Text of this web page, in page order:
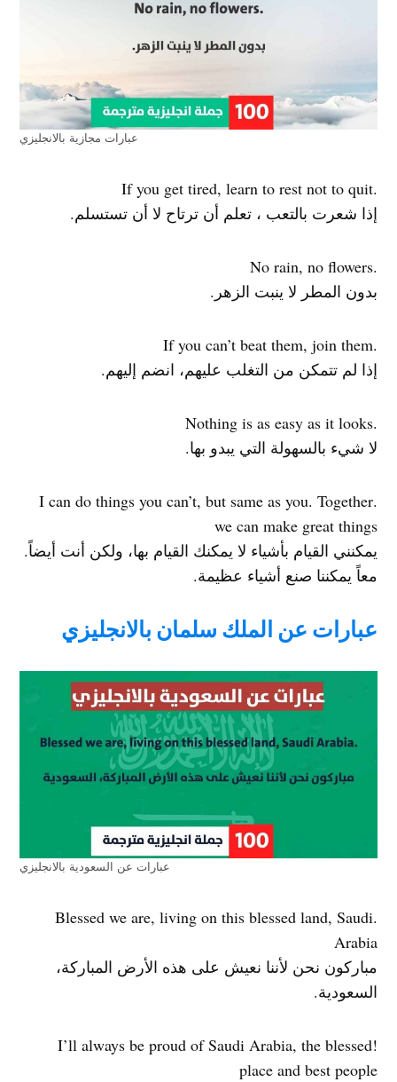
عبارات مجازية بالانجليزي
.If you get tired, learn to rest not to quit
إذا شعرت بالتعب ، تعلم أن ترتاح لا أن تستسلم.
.No rain, no flowers
بدون المطر لا ينبت الزهر.
.If you can’t beat them, join them
إذا لم تتمكن من التغلب عليهم، انضم إليهم.
.Nothing is as easy as it looks
لا شيء بالسهولة التي يبدو بها.
.I can do things you can’t, but same as you. Together
we can make great things
يمكنني القيام بأشياء لا يمكنك القيام بها، ولكن أنت أيضاً.
معاً يمكننا صنع أشياء عظيمة.
عبارات عن الملك سلمان بالانجليزي
عبارات عن السعودية بالانجليزي
.Blessed we are, living on this blessed land, Saudi
Arabia
مباركون نحن لأننا نعيش على هذه الأرض المباركة،
السعودية.
!I’ll always be proud of Saudi Arabia, the blessed
place and best people